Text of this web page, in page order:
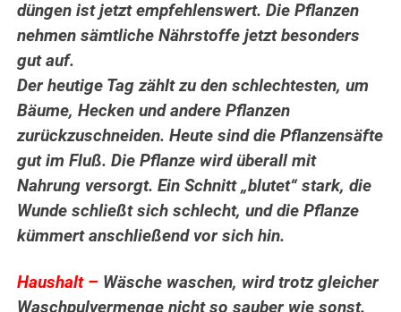
düngen ist jetzt empfehlenswert. Die Pflanzen
nehmen sämtliche Nährstoffe jetzt besonders
gut auf.
Der heutige Tag zählt zu den schlechtesten, um
Bäume, Hecken und andere Pflanzen
zurückzuschneiden. Heute sind die Pflanzensäfte
gut im Fluß. Die Pflanze wird überall mit
Nahrung versorgt. Ein Schnitt „blutet“ stark, die
Wunde schließt sich schlecht, und die Pflanze
kümmert anschließend vor sich hin.
Haushalt – Wäsche waschen, wird trotz gleicher
Waschpulvermenge nicht so sauber wie sonst.